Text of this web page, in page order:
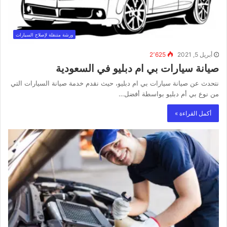
ورشة متنقلة لإصلاح السيارات
أبريل 5, 2021 2٬625
صيانة سيارات بي ام دبليو في السعودية
نتحدث عن صيانة سيارات بي ام دبليو، حيث نقدم خدمة صيانة السيارات التي
من نوع بي أم دبليو بواسطة أفضل…
أكمل القراءة »